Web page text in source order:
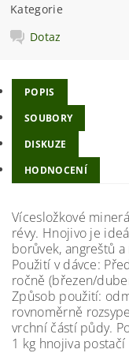
Kategorie
Dotaz
POPIS
SOUBORY
DISKUZE
HODNOCENÍ
Vícesložkové
révy. Hnojivo je
borůvek, angreštů
Použití v dávce:
ročně (březen/
Způsob použití:
rovnoměrně
vrchní částí půdy.
1 kg hnojiva